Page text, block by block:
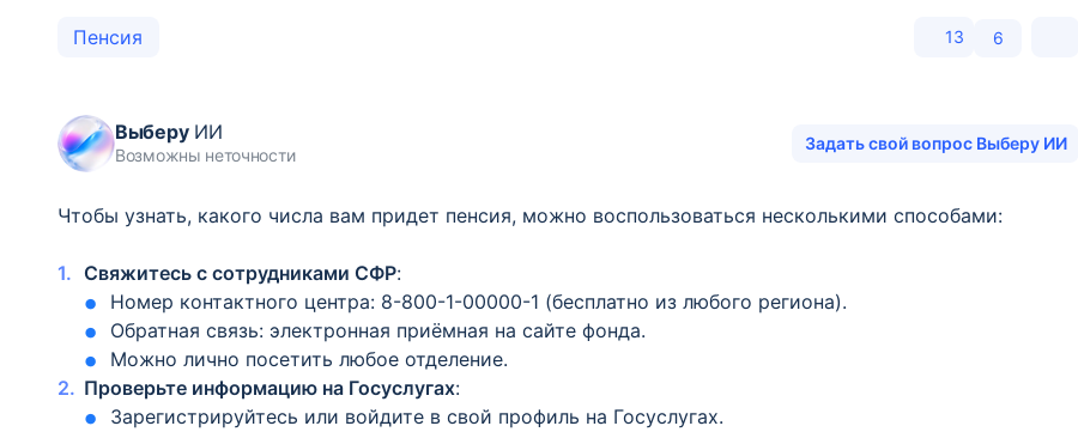
Пенсия 13 6
ВыберуИИ
Возможны неточности
Задать свой вопрос Выберу ИИ
Чтобы узнать, какого числа вам придет пенсия, можно воспользоваться несколькими способами:
Свяжитесь с сотрудниками СФР:
Номер контактного центра: 8-800-1-00000-1 (бесплатно из любого региона).
Обратная связь: электронная приёмная на сайте фонда.
Можно лично посетить любое отделение.
Проверьте информацию на Госуслугах:
Зарегистрируйтесь или войдите в свой профиль на Госуслугах.